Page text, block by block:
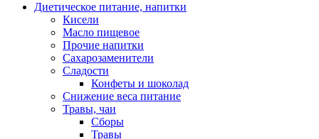
Диетическое питание, напитки
Кисели
Масло пищевое
Прочие напитки
Сахарозаменители
Сладости
Конфеты и шоколад
Снижение веса питание
Травы, чаи
Сборы
Травы